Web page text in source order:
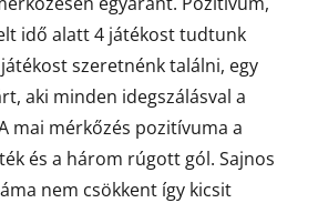
idő alatt 4 játékost tudtunk
szeretnénk találni, egy
aki minden idegszálásval a
mai mérkőzés pozitívuma a
és a három rúgott gól. Sajnos
nem csökkent így kicsit